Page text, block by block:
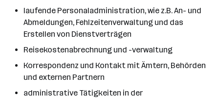
laufende Personaladministration, wie z.B. An- und
Abmeldungen, Fehlzeitenverwaltung und das
Erstellen von Dienstverträgen
Reisekostenabrechnung und -verwaltung
Korrespondenz und Kontakt mit Ämtern, Behörden
und externen Partnern
administrative Tätigkeiten in der